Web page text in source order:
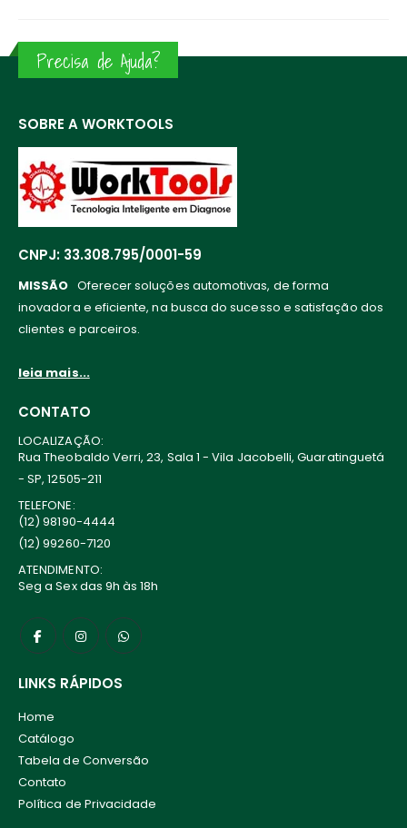
Precisa de Ajuda?
SOBRE A WORKTOOLS
CNPJ: 33.308.795/0001-59
MISSÃO Oferecer soluções automotivas, de forma
inovadora e eficiente, na busca do sucesso e satisfação dos
clientes e parceiros.
leia mais...
CONTATO
LOCALIZAÇÃO:
Rua Theobaldo Verri, 23, Sala 1 - Vila Jacobelli, Guaratinguetá
- SP, 12505-211
TELEFONE:
(12) 98190-4444
(12) 99260-7120
ATENDIMENTO:
Seg a Sex das 9h às 18h
LINKS RÁPIDOS
Home
Catálogo
Tabela de Conversão
Contato
Política de Privacidade